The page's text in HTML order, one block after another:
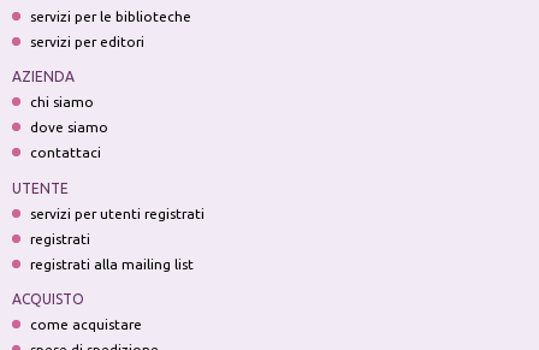
servizi per le biblioteche
servizi per editori
AZIENDA
chi siamo
dove siamo
contattaci
UTENTE
servizi per utenti registrati
registrati
registrati alla mailing list
ACQUISTO
come acquistare